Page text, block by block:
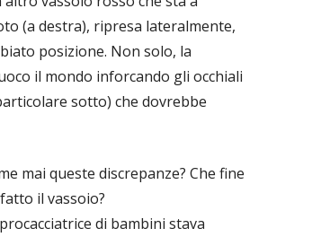
(a destra), ripresa lateralmente,
posizione. Non solo, la
il mondo inforcando gli occhiali
sotto) che dovrebbe
mai queste discrepanze? Che fine
il vassoio?
di bambini stava